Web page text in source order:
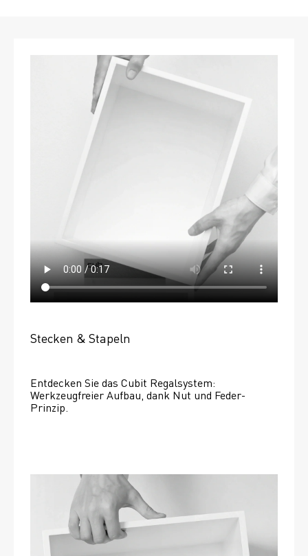
Stecken & Stapeln
Entdecken Sie das Cubit Regalsystem:
Werkzeugfreier Aufbau, dank Nut und Feder-
Prinzip.